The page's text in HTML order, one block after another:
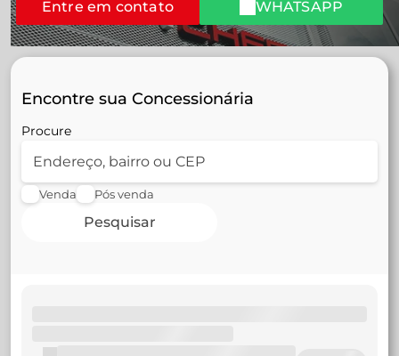
Entre em contato WHATSAPP
Encontre sua Concessionária
Procure
Venda Pós venda
Pesquisar